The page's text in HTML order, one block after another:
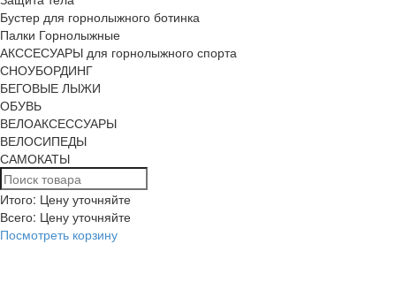
Бустер для горнолыжного ботинка
Палки Горнолыжные
АКССЕСУАРЫ для горнолыжного спорта
СНОУБОРДИНГ
БЕГОВЫЕ ЛЫЖИ
ОБУВЬ
ВЕЛОАКСЕССУАРЫ
ВЕЛОСИПЕДЫ
САМОКАТЫ
Итого: Цену уточняйте
Всего: Цену уточняйте
Посмотреть корзину